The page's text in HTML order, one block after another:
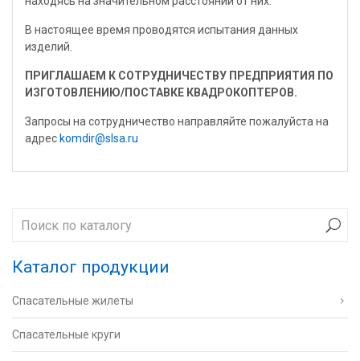
В настоящее время проводятся испытания данных
изделий.
ПРИГЛАШАЕМ К СОТРУДНИЧЕСТВУ ПРЕДПРИЯТИЯ ПО
ИЗГОТОВЛЕНИЮ/ПОСТАВКЕ КВАДРОКОПТЕРОВ.
Запросы на сотрудничество направляйте пожалуйста на
адрес komdir@slsa.ru
Каталог продукции
Спасательные жилеты
Спасательные круги